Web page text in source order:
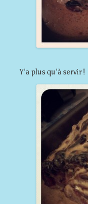
Y’a plus qu’à servir !